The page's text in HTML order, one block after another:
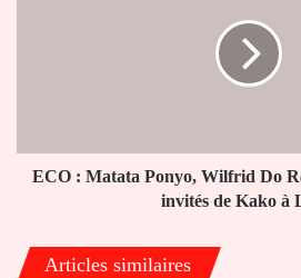
Ekué…,
Kako
à
ECO : Matata Ponyo, Wilfrid Do
invités de Kako à
Articles similaires